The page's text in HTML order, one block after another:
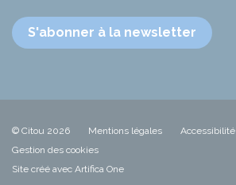
S'abonner à la newsletter
© Citou 2026 Mentions légales
Accessibilité
Gestion des cookies
Site créé avec Artifica One